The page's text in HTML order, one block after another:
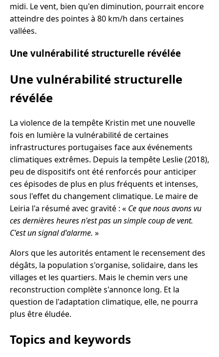
midi. Le vent, bien qu'en diminution, pourrait encore
atteindre des pointes à 80 km/h dans certaines
vallées.
Une vulnérabilité structurelle révélée
Une vulnérabilité structurelle
révélée
La violence de la tempête Kristin met une nouvelle
fois en lumière la vulnérabilité de certaines
infrastructures portugaises face aux événements
climatiques extrêmes. Depuis la tempête Leslie (2018),
peu de dispositifs ont été renforcés pour anticiper
ces épisodes de plus en plus fréquents et intenses,
sous l'effet du changement climatique. Le maire de
Leiria l'a résumé avec gravité : « Ce que nous avons vu
ces dernières heures n'est pas un simple coup de vent.
C'est un signal d'alarme. »
Alors que les autorités entament le recensement des
dégâts, la population s'organise, solidaire, dans les
villages et les quartiers. Mais le chemin vers une
reconstruction complète s'annonce long. Et la
question de l'adaptation climatique, elle, ne pourra
plus être éludée.
Topics and keywords